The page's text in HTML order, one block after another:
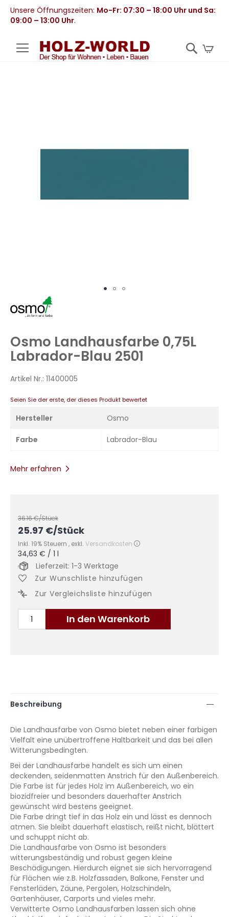
Unsere Öffnungszeiten: Mo-Fr: 07:30 – 18:00 Uhr und Sa:
09:00 – 13:00 Uhr.
Anfang
springen
Osmo Landhausfarbe 0,75L
Labrador-Blau 2501
Artikel Nr.: 11400005
Seien Sie der erste, der dieses Produkt bewertet
Hersteller Osmo
Farbe Labrador-Blau
Mehr erfahren
36.16€/Stück
25.97 €/Stück
Inkl. 19% Steuern , exkl. Versandkosten
34,63 € / 1 l
In den Warenkorb
Lieferzeit: 1-3 Werktage
Zur Wunschliste hinzufügen
Zur Vergleichsliste hinzufügen
Beschreibung
Die Landhausfarbe von Osmo bietet neben einer farbigen
Vielfalt eine unübertroffene Haltbarkeit und das bei allen
Witterungsbedingten.
Bei der Landhausfarbe handelt es sich um einen
deckenden, seidenmatten Anstrich für den Außenbereich.
Die Farbe ist für jedes Holz im Außenbereich, wo ein
biozidfreier und besonders dauerhafter Anstrich
gewünscht wird bestens geeignet.
Die Farbe dringt tief in das Holz ein und lässt es dennoch
atmen. Sie bleibt dauerhaft elastisch, reißt nicht, blättert
und schuppt nicht ab.
Die Landhausfarbe von Osmo ist besonders
witterungsbeständig und robust gegen kleine
Beschädigungen. Hierdurch eignet sie sich hervorragend
für Flächen wie z.B. Holzfassaden, Balkone, Fenster und
Fensterläden, Zäune, Pergolen, Holzschindeln,
Gartenhäuser, Carports und vieles mehr.
Verwitterte Osmo Landhausfarben lassen sich ohne